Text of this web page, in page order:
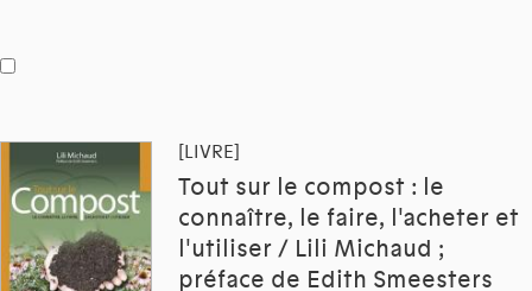
[LIVRE]
Tout sur le compost : le
connaître, le faire, l'acheter et
l'utiliser / Lili Michaud ;
préface de Edith Smeesters